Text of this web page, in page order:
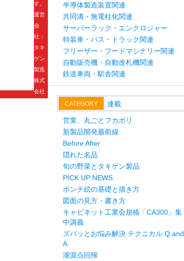
半導体製造装置関連
共同溝・無電柱化関連
サーバーラック・エンクロジャー
特装車・バス・トラック関連
フリーザー・フードマシナリー関連
自動販売機・自動改札機関連
鉄道車両・駅舎関連
CATEGORY 連載
営業、丸ごとフカボリ
新製品開発最前線
Before After
隠れた名品
旬の野菜とタキゲン製品
PICK UP NEWS
ポンチ絵の基礎と描き方
図面の見方・書き方
キャビネット工業会規格「CA300」集
中講義
ズバッとお悩み解決 テクニカル Q and
A
瀧源点回帰
す。
運営
会
社：
タキ
ゲン
製造
株式
会社